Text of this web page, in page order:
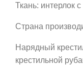
Ткань: интерлок
Страна
Нарядный
крестильной